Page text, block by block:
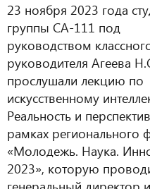
23 ноября 2023 года
группы СА-111 под
руководством
руководителя Агеева
прослушали лекцию по
искусственному
Реальность и
рамках регионального
«Молодежь. Наука.
2023», которую